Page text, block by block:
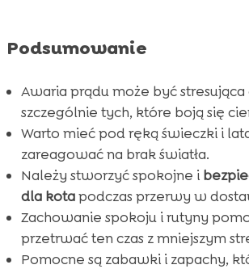
Podsumowanie
Awaria prądu może być
szczególnie tych, które boją się
Warto mieć pod ręką świeczki i
zareagować na brak światła.
Należy stworzyć spokojne i
dla kotapodczas przerwy w
Zachowanie spokoju i rutyny
przetrwać ten czas z mniejszym
Pomocne są zabawki i zapachy,